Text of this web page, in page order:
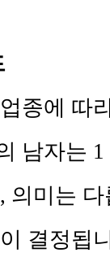
종에 따
남자는 1
, 의미는
결정됩